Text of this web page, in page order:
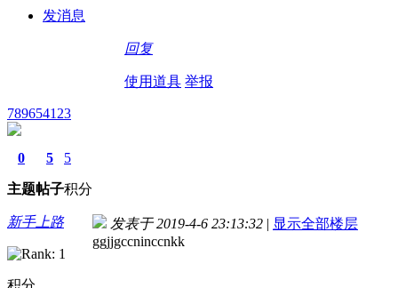
发消息
回复
使用道具 举报
789654123
0
主题
5
帖子
5
积分
新手上路
积分
发表于 2019-4-6 23:13:32 | 显示全部楼层
ggjjgccninccnkk